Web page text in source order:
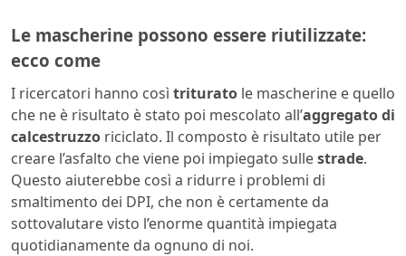
Le mascherine possono essere riutilizzate:
ecco come
I ricercatori hanno così triturato le mascherine e quello
che ne è risultato è stato poi mescolato all’aggregato di
calcestruzzo riciclato. Il composto è risultato utile per
creare l’asfalto che viene poi impiegato sullestrade.
Questo aiuterebbe così a ridurre i problemi di
smaltimento dei DPI, che non è certamente da
sottovalutare visto l’enorme quantità impiegata
quotidianamente da ognuno di noi.